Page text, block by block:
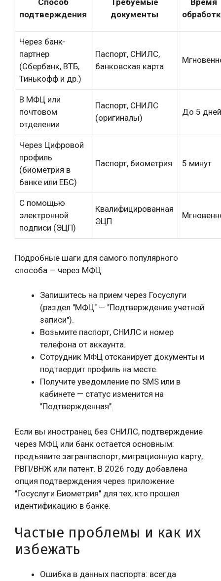
Способ
подтверждения
Требуемые
документы
Время
Через банк-
партнер
(Сбербанк, ВТБ,
Тинькофф и др.)
Паспорт, СНИЛС,
банковская карта
В МФЦ или
почтовом
отделении
Паспорт, СНИЛС
(оригиналы)
До 5 дней
Через Цифровой
профиль
(биометрия в
банке или ЕБС)
Паспорт, биометрия 5 минут
С помощью
электронной
подписи (ЭЦП)
Квалифицированная
ЭЦП
Подробные шаги для самого популярного
способа — через МФЦ:
Запишитесь на прием через Госуслуги
(раздел "МФЦ" — "Подтверждение учетной
записи").
Возьмите паспорт, СНИЛС и номер
телефона от аккаунта.
Сотрудник МФЦ отсканирует документы и
подтвердит профиль на месте.
Получите уведомление по SMS или в
кабинете — статус изменится на
"Подтвержденная".
Если вы иностранец без СНИЛС, подтверждение
через МФЦ или банк остается основным:
предъявите загранпаспорт, миграционную карту,
РВП/ВНЖ или патент. В 2026 году добавлена
опция подтверждения через приложение
"Госуслуги Биометрия" для тех, кто прошел
идентификацию в банке.
Частые проблемы и как их
избежать
Ошибка в данных паспорта: всегда